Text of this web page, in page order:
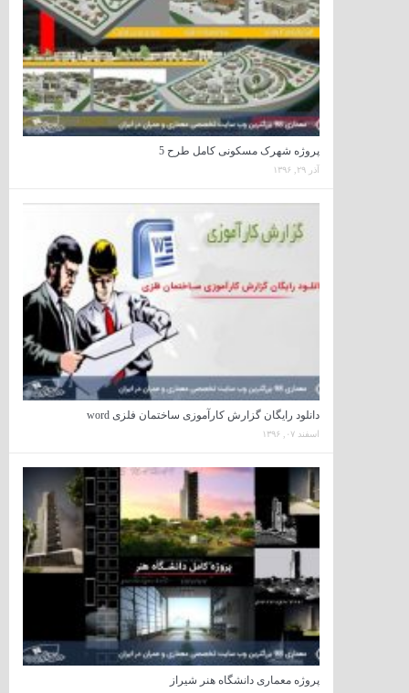
پروژه شهرک مسکونی کامل طرح 5
آذر ۲۹, ۱۳۹۶
دانلود رایگان گزارش کارآموزی ساختمان فلزی word
اسفند ۰۷, ۱۳۹۶
پروژه معماری دانشگاه هنر شیراز